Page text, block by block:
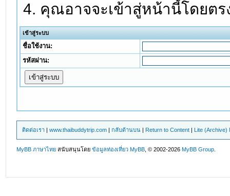
คุณอาจจะเข้าสู่หน้านี้โดยต
เข้าสู่ระบบ
ชื่อใช้งาน:
รหัสผ่าน:
ติดต่อเรา |www.thaibuddytrip.com |กลับด้านบน | Return to Content | Lite (Archive)
MyBB ภาษาไทย สนับสนุนโดยข้อมูลท่องเที่ยว MyBB , © 2002-2026MyBB Group